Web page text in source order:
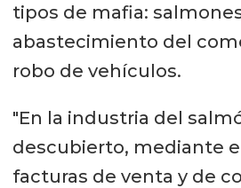
tipos de mafia:
abastecimiento del
robo de vehículos.
"En la industria del
descubierto, mediante
facturas de venta y de